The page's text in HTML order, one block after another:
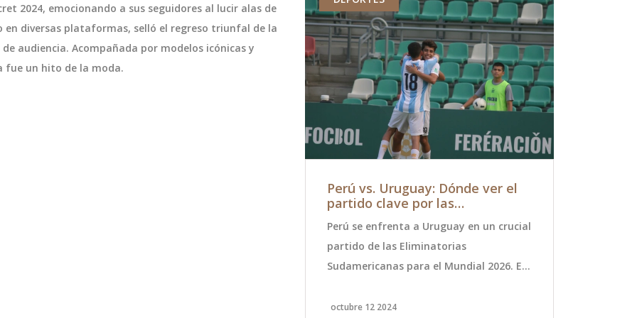
2024, emocionando a sus seguidores al lucir alas de
diversas plataformas, selló el regreso triunfal de la
audiencia. Acompañada por modelos icónicas y
fue un hito de la moda.
Perú vs. Uruguay: Dónde ver el
partido clave por las
Perú se enfrenta a Uruguay en un crucial
partido de las Eliminatorias
Sudamericanas para el Mundial 2026. El
2024 en el Estadio Nacional de Perú a las
octubre 12 2024